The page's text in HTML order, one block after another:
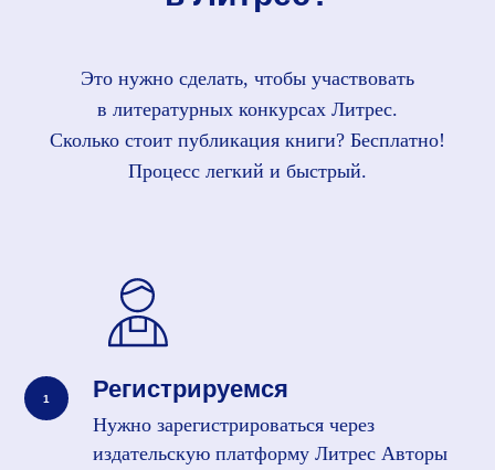
Это нужно сделать, чтобы участвовать
в литературных конкурсах Литрес.
Сколько стоит публикация книги? Бесплатно!
Процесс легкий и быстрый.
Регистрируемся
Нужно зарегистрироваться через
издательскую платформу Литрес Авторы